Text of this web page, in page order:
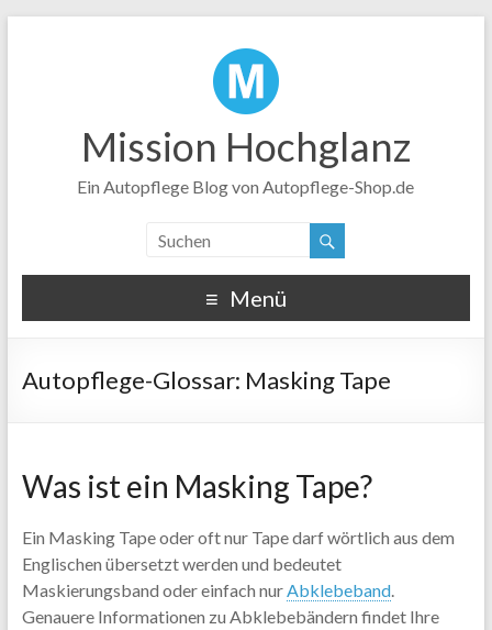
Mission Hochglanz
Ein Autopflege Blog von Autopflege-Shop.de
Menü
Masking Tape
Was ist ein Masking Tape?
Ein Masking Tape oder oft nur Tape darf wörtlich aus dem
Englischen übersetzt werden und bedeutet
Maskierungsband oder einfach nur Abklebeband.
Genauere Informationen zu Abklebebändern findet Ihre